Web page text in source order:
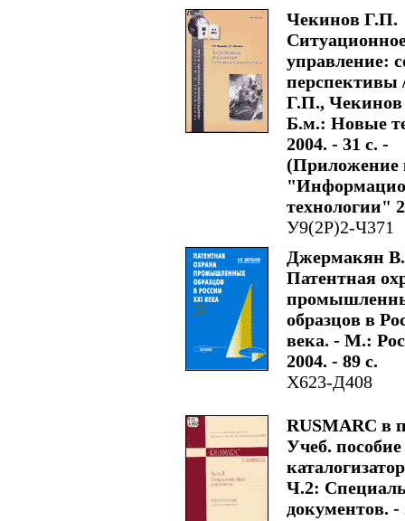
Чекинов Г.П.
управление:
перспективы
Г.П.,
Б.м.: Новые
2004. - 31 с. -
(Приложение
технологии"
У9(2Р)2-Ч371
Джермакян
Патентная
образцов в
века. - М.:
2004. - 89 с.
Х623-Д408
RUSMARC в
Учеб.
Ч.2:
документов. -